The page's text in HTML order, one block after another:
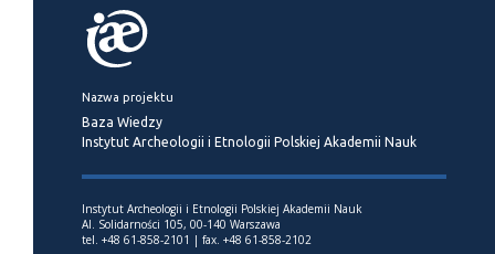
Nazwa projektu
Baza Wiedzy
Instytut Archeologii i Etnologii Polskiej Akademii Nauk
Instytut Archeologii i Etnologii Polskiej Akademii Nauk
Al. Solidarności 105, 00-140 Warszawa
tel. +48 61-858-2101 | fax. +48 61-858-2102